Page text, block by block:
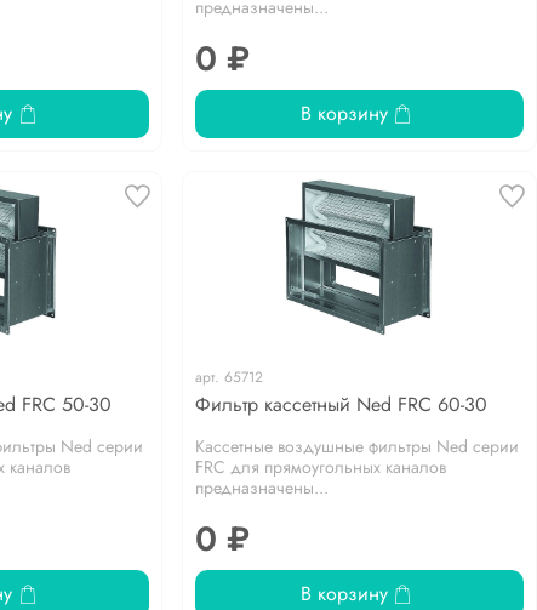
предназначены...
0 ₽
В корзину
FRC 50-30
Ned серии
каналов
арт. 65712
Фильтр кассетный Ned FRC 60-30
Кассетные воздушные фильтры Ned серии
FRC для прямоугольных каналов
предназначены...
0 ₽
В корзину